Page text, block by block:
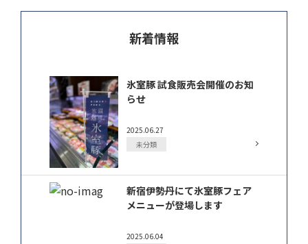
新着情報
氷室豚 試食販売会開催のお知
らせ
2025.06.27
未分類
新宿伊勢丹にて氷室豚フェア
メニューが登場します
2025.06.04